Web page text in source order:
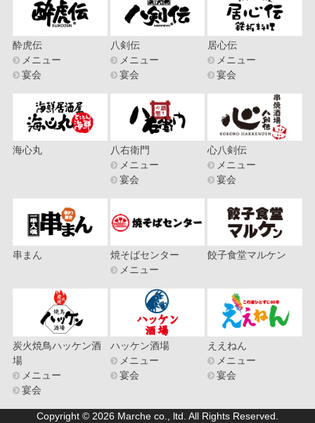
酔虎伝
メニュー
宴会
八剣伝
メニュー
宴会
居心伝
メニュー
宴会
海心丸
八右衛門
メニュー
宴会
心八剣伝
メニュー
宴会
串まん
焼そばセンター
メニュー
餃子食堂マルケン
炭火焼鳥ハッケン酒
場
メニュー
宴会
ハッケン酒場
メニュー
宴会
ええねん
メニュー
宴会
Copyright © 2026 Marche co., ltd. All Rights Reserved.